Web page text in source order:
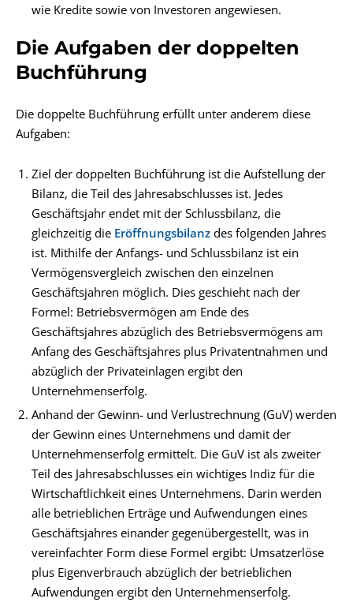
wie Kredite sowie von Investoren angewiesen.
Die Aufgaben der doppelten
Buchführung
Die doppelte Buchführung erfüllt unter anderem diese
Aufgaben:
Ziel der doppelten Buchführung ist die Aufstellung der
Bilanz, die Teil des Jahresabschlusses ist. Jedes
Geschäftsjahr endet mit der Schlussbilanz, die
gleichzeitig die Eröffnungsbilanz des folgenden Jahres
ist. Mithilfe der Anfangs- und Schlussbilanz ist ein
Vermögensvergleich zwischen den einzelnen
Geschäftsjahren möglich. Dies geschieht nach der
Formel: Betriebsvermögen am Ende des
Geschäftsjahres abzüglich des Betriebsvermögens am
Anfang des Geschäftsjahres plus Privatentnahmen und
abzüglich der Privateinlagen ergibt den
Unternehmenserfolg.
Anhand der Gewinn- und Verlustrechnung (GuV) werden
der Gewinn eines Unternehmens und damit der
Unternehmenserfolg ermittelt. Die GuV ist als zweiter
Teil des Jahresabschlusses ein wichtiges Indiz für die
Wirtschaftlichkeit eines Unternehmens. Darin werden
alle betrieblichen Erträge und Aufwendungen eines
Geschäftsjahres einander gegenübergestellt, was in
vereinfachter Form diese Formel ergibt: Umsatzerlöse
plus Eigenverbrauch abzüglich der betrieblichen
Aufwendungen ergibt den Unternehmenserfolg.